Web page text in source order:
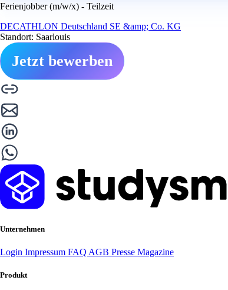
Ferienjobber (m/w/x) - Teilzeit
DECATHLON Deutschland SE &amp; Co. KG
Standort: Saarlouis
Jetzt bewerben
Unternehmen
Login Impressum FAQ AGB Presse Magazine
Produkt